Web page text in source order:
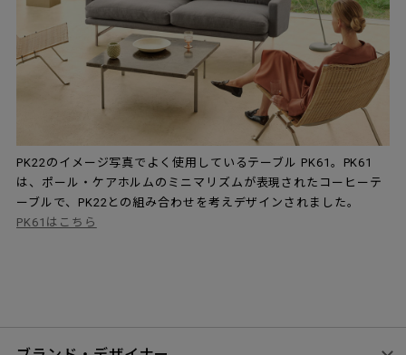
PK22のイメージ写真でよく使用しているテーブル PK61。PK61
は、ポール・ケアホルムのミニマリズムが表現されたコーヒーテ
ーブルで、PK22との組み合わせを考えデザインされました。
PK61はこちら